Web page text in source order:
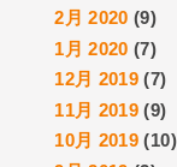
2月 2020 (9)
1月 2020 (7)
12月 2019 (7)
11月 2019 (9)
10月 2019 (10)